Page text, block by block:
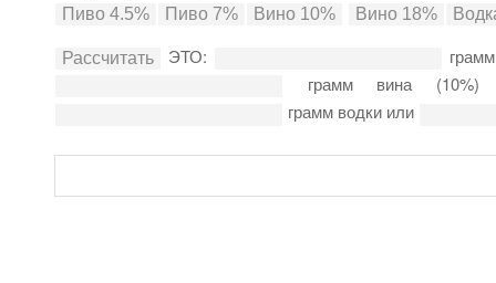
ЭТО:
грамм вина
грамм водки или